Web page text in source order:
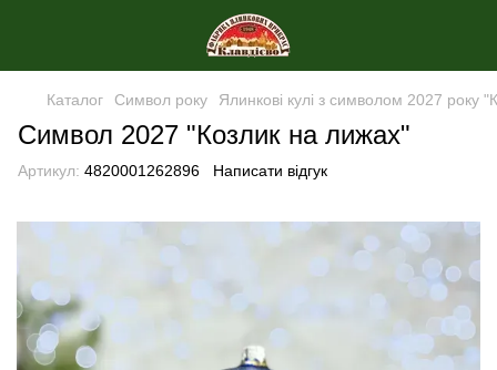
Каталог Символ року Ялинкові кулі з символом 2027 року
Символ 2027 "Козлик на лижах"
Артикул: 4820001262896 Написати відгук